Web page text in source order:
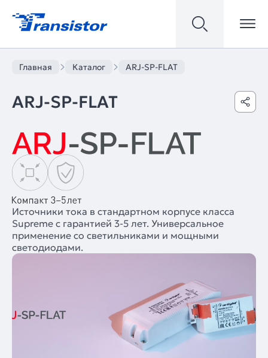
Главная Каталог ARJ-SP-FLAT
ARJ-SP-FLAT
Источники тока в стандартном корпусе класса
Supreme с гарантией 3-5 лет. Универсальное
применение со светильниками и мощными
светодиодами.